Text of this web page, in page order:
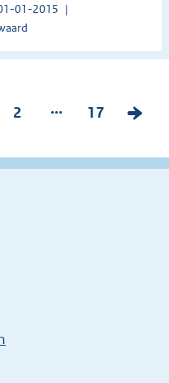
01-2015
P
g
2 ...
P
g
17
V
l